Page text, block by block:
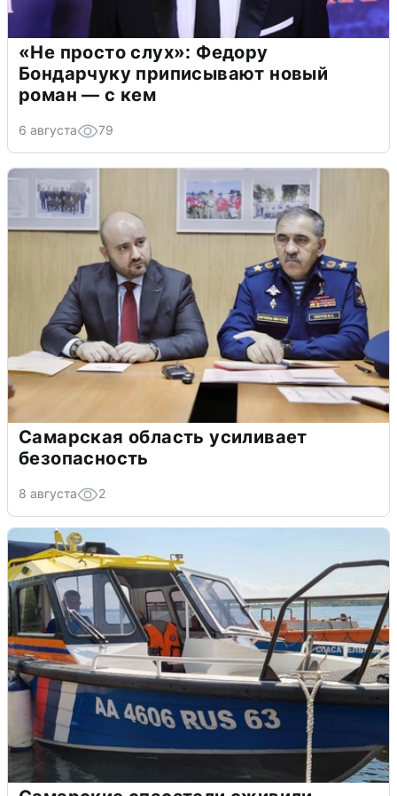
«Не просто слух»: Федору
Бондарчуку приписывают новый
роман — с кем
6 августа 79
Самарская область усиливает
безопасность
8 августа 2